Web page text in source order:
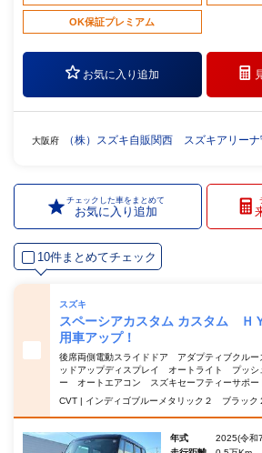
OK保証プレミアム
お気に入り追加
大阪府 （株）スズキ自販関西 スズキアリーナ
チェックした車をまとめて
お気に入り追加
10件まとめてチェック
スズキ
スペーシアカスタム カスタム
用車アップ！
後席両側電動スライドドア アダプティブクル
ッドアップディスプレイ オートライト プッ
ー オートエアコン スズキセーフティーサポー
CVT | インディゴブルーメタリック２ ブラック
年式
2025(令和